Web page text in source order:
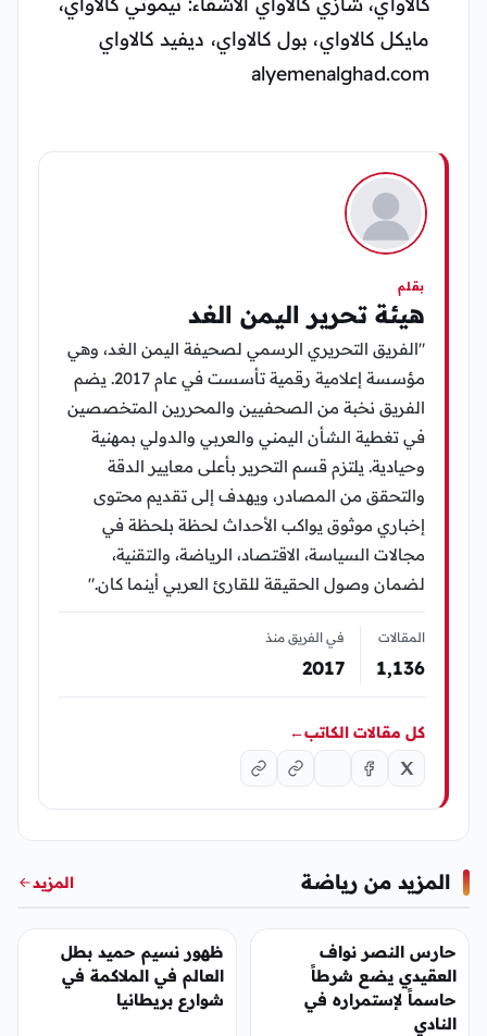
مايكل كالاواي، بول كالاواي، ديفيد كالاواي
alyemenalghad.com
بقلم
هيئة تحرير اليمن الغد
"الفريق التحريري الرسمي لصحيفة اليمن الغد، وهي
مؤسسة إعلامية رقمية تأسست في عام 2017. يضم
الفريق نخبة من الصحفيين والمحررين المتخصصين
في تغطية الشأن اليمني والعربي والدولي بمهنية
وحيادية. يلتزم قسم التحرير بأعلى معايير الدقة
والتحقق من المصادر، ويهدف إلى تقديم محتوى
إخباري موثوق يواكب الأحداث لحظة بلحظة في
مجالات السياسة، الاقتصاد، الرياضة، والتقنية،
لضمان وصول الحقيقة للقارئ العربي أينما كان."
المقالات
1٬136
في الفريق منذ
2017
كل مقالات الكاتب←
المزيد من رياضة المزيد
رياضة
حارس النصر نواف
العقيدي يضع شرطاً
حاسماً لإستمراره في
النادي
رياضة
ظهور نسيم حميد بطل
العالم في الملاكمة في
شوارع بريطانيا